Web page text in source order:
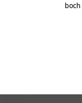
boch